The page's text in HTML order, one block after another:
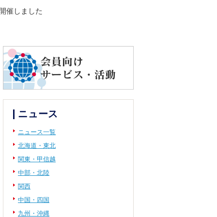
催しました
ニュース
ニュース一覧
北海道・東北
関東・甲信越
中部・北陸
関西
中国・四国
九州・沖縄